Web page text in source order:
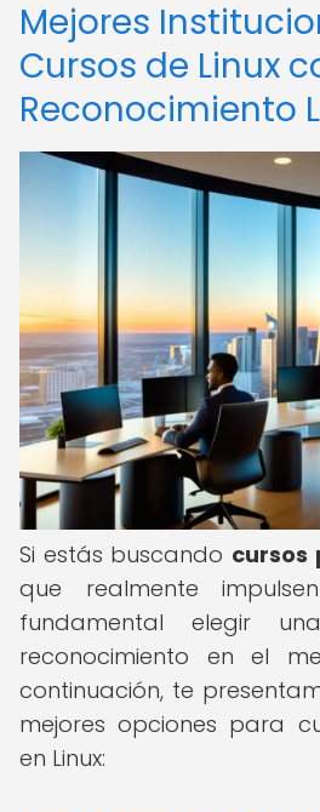
Mejores
Cursos de Linux
Reconocimiento
Si estás buscando cursos
que realmente
fundamental elegir
reconocimiento en el
continuación, te
mejores opciones para
en Linux: